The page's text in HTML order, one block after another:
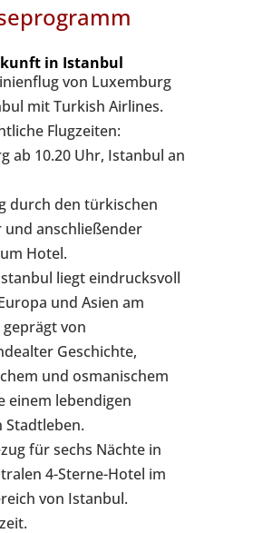
in Istanbul
von Luxemburg
mit Turkish Airlines.
Flugzeiten:
ab 10.20 Uhr, Istanbul an
durch den türkischen
und anschließender
Hotel.
liegt eindrucksvoll
und Asien am
von
Geschichte,
und osmanischem
einem lebendigen
Stadtleben.
für sechs Nächte in
4-Sterne-Hotel im
von Istanbul.